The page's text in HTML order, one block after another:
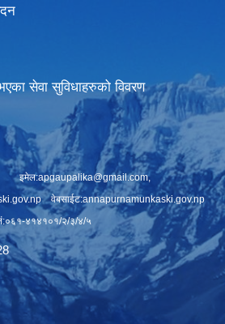
सेवा सुविधाहरुको विवरण
इमेल:apgaupalika@gmail.com,
वेबसाईट:annapurnamunkaski.gov.np
२/३/४/५